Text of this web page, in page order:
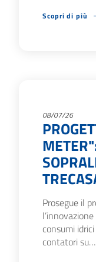
Scopri di più
08/07/26
Prosegue il
consumi
contatori su…